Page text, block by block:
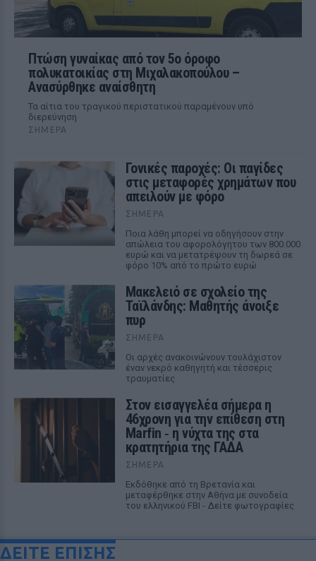
Πτώση γυναίκας από τον 5ο όροφο
πολυκατοικίας στη Μιχαλακοπούλου –
Ανασύρθηκε αναίσθητη
Τα αίτια του τραγικού περιστατικού παραμένουν υπό
διερεύνηση
ΣΉΜΕΡΑ
Γονικές παροχές: Οι παγίδες
στις μεταφορές χρημάτων που
απειλούν με φόρο
ΣΉΜΕΡΑ
Ποια λάθη μπορεί να οδηγήσουν στην
απώλεια του αφορολόγητου των 800.000
ευρώ και να μετατρέψουν τη δωρεά σε
φόρο 10% από το πρώτο ευρώ
Μακελειό σε σχολείο της
Ταϊλάνδης: Μαθητής άνοιξε
πυρ
ΣΉΜΕΡΑ
Οι αρχές ανακοινώνουν τουλάχιστον
έναν νεκρό καθηγητή και τέσσερις
τραυματίες
Στον εισαγγελέα σήμερα η
46χρονη για την επίθεση στη
Marfin ‑ η νύχτα της στα
κρατητήρια της ΓΑΔΑ
ΣΉΜΕΡΑ
Εκδόθηκε από τη Βρετανία και
μεταφέρθηκε στην Αθήνα με συνοδεία
του ελληνικού FBI - Δείτε φωτογραφίες
ΔΕΙΤΕ ΕΠΙΣΗΣ